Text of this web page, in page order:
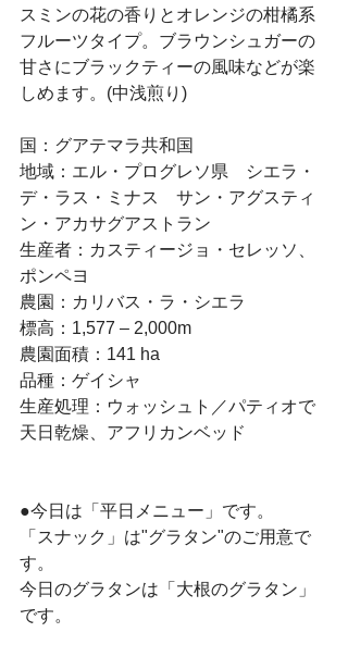
スミンの花の香りとオレンジの柑橘系
フルーツタイプ。ブラウンシュガーの
甘さにブラックティーの風味などが楽
しめます。(中浅煎り)
国：グアテマラ共和国
地域：エル・プログレソ県　シエラ・
デ・ラス・ミナス　サン・アグスティ
ン・アカサグアストラン
生産者：カスティージョ・セレッソ、
ポンペヨ
農園：カリバス・ラ・シエラ
標高：1,577 – 2,000m
農園面積：141 ha
品種：ゲイシャ
生産処理：ウォッシュト／パティオで
天日乾燥、アフリカンベッド
●今日は「平日メニュー」です。
「スナック」は"グラタン"のご用意で
す。
今日のグラタンは「大根のグラタン」
です。